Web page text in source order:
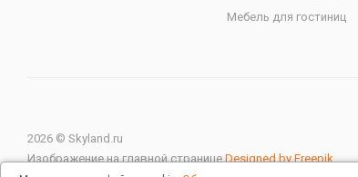
Мебель для гостиниц
2026 © Skyland.ru
Изображение на главной страницеDesigned by Freepik